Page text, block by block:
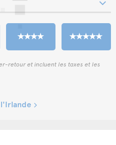
retour et incluent les taxes et les